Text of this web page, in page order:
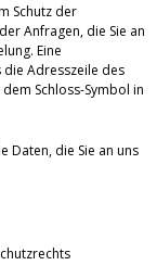
Schutz der
Anfragen, die Sie an
Eine
die Adresszeile des
Schloss-Symbol in
Daten, die Sie an uns